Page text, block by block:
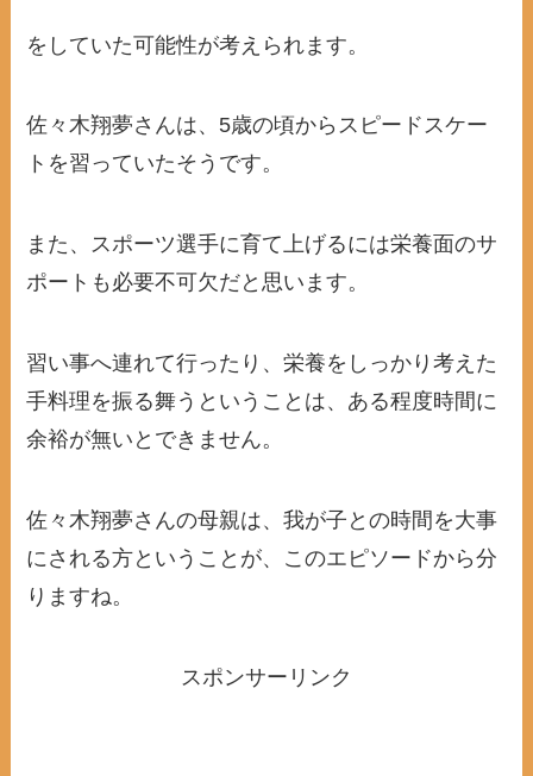
をしていた可能性が考えられます。
佐々木翔夢さんは、5歳の頃からスピードスケー
トを習っていたそうです。
また、スポーツ選手に育て上げるには栄養面のサ
ポートも必要不可欠だと思います。
習い事へ連れて行ったり、栄養をしっかり考えた
手料理を振る舞うということは、ある程度時間に
余裕が無いとできません。
佐々木翔夢さんの母親は、我が子との時間を大事
にされる方ということが、このエピソードから分
りますね。
スポンサーリンク